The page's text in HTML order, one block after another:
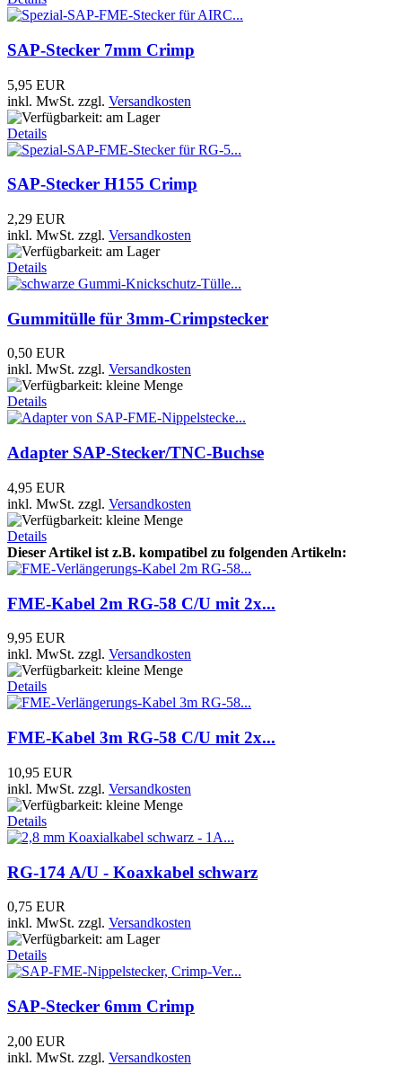
SAP-Stecker 7mm Crimp
5,95 EUR
inkl. MwSt. zzgl. Versandkosten
Details
SAP-Stecker H155 Crimp
2,29 EUR
inkl. MwSt. zzgl. Versandkosten
Details
Gummitülle für 3mm-Crimpstecker
0,50 EUR
inkl. MwSt. zzgl. Versandkosten
Details
Adapter SAP-Stecker/TNC-Buchse
4,95 EUR
inkl. MwSt. zzgl. Versandkosten
Details
Dieser Artikel ist z.B. kompatibel zu folgenden Artikeln:
FME-Kabel 2m RG-58 C/U mit 2x...
9,95 EUR
inkl. MwSt. zzgl. Versandkosten
Details
FME-Kabel 3m RG-58 C/U mit 2x...
10,95 EUR
inkl. MwSt. zzgl. Versandkosten
Details
RG-174 A/U - Koaxkabel schwarz
0,75 EUR
inkl. MwSt. zzgl. Versandkosten
Details
SAP-Stecker 6mm Crimp
2,00 EUR
inkl. MwSt. zzgl. Versandkosten